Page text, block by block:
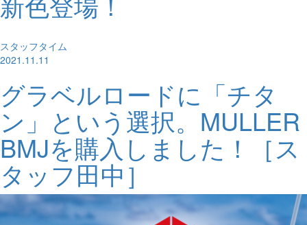
スタッフタイム
2021.11.11
グラベルロードに「チタ
ン」という選択。MULLER
BMJを購入しました！［ス
タッフ田中］